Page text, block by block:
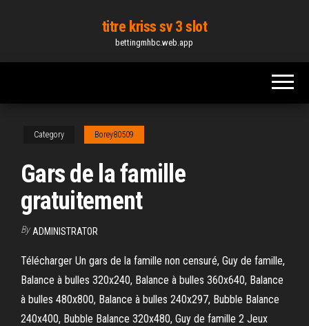
content
titre kriss sv 3 slot
bettingmhbc.web.app
Category Borey80509
Gars de la famille
gratuitement
By ADMINISTRATOR
Télécharger Un gars de la famille non censuré, Guy de famille,
Balance à bulles 320x240, Balance à bulles 360x640, Balance
à bulles 480x800, Balance à bulles 240x297, Bubble Balance
240x400, Bubble Balance 320x480, Guy de famille 2 Jeux